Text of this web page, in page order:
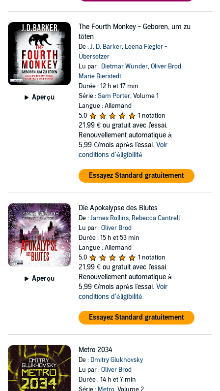
Aperçu
The Fourth Monkey - Geboren, um zu
töten
De :J. D. Barker, Leena Flegler -
Übersetzer
Lu par : Dietmar Wunder,Oliver Brod,
Marie Bierstedt
Durée : 12 h et 17 min
Série :Sam Porter, Volume 1
Langue : Allemand
5,0
1 notation
21,99 € ou gratuit avec l'essai.
Renouvellement automatique à
5,99 €/mois après l'essai. Voir
conditions d'éligibilité
Essayez Standard gratuitement
Aperçu
Die Apokalypse des Blutes
De :James Rollins, Rebecca Cantrell
Lu par :Oliver Brod
Durée : 15 h et 53 min
Langue : Allemand
5,0
1 notation
21,99 € ou gratuit avec l'essai.
Renouvellement automatique à
5,99 €/mois après l'essai. Voir
conditions d'éligibilité
Essayez Standard gratuitement
Metro 2034
De : Dmitry Glukhovsky
Lu par :Oliver Brod
Durée : 14 h et 7 min